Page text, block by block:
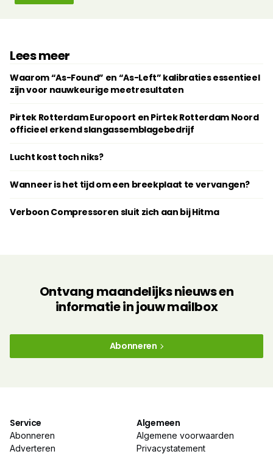
Lees meer
Waarom “As-Found” en “As-Left” kalibraties essentieel
zijn voor nauwkeurige meetresultaten
Pirtek Rotterdam Europoort en Pirtek Rotterdam Noord
officieel erkend slangassemblagebedrijf
Lucht kost toch niks?
Wanneer is het tijd om een breekplaat te vervangen?
Verboon Compressoren sluit zich aan bij Hitma
Ontvang maandelijks nieuws en
informatie in jouw mailbox
Abonneren
Service
Abonneren
Adverteren
Algemeen
Algemene voorwaarden
Privacystatement